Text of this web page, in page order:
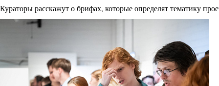
Кураторы расскажут о брифах, которые определят тематику